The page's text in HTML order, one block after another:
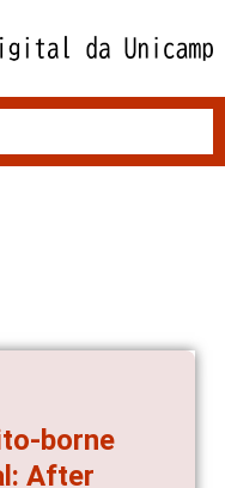
borne
After